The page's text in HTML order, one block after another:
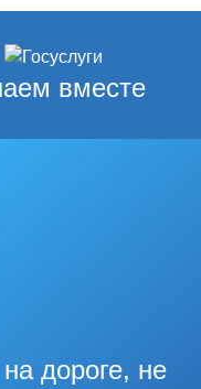
вместе
дороге, не